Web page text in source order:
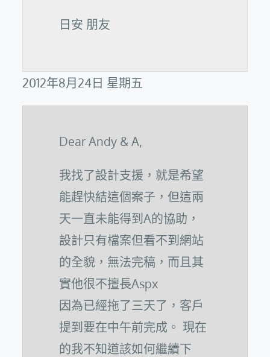
日安 朋友
2012年8月24日 星期五
Dear Andy & A,
我找了設計支援，就是希望
能趕快結這個案子，但這兩
天一直未能得到A的協助，
設計只有檔案但看不到網站
的全貌，無法完稿，而且其
實他很不擅長Aspx
因為已經拖了三天了，客戶
提到要在中午前完成。 現在
的我不知道該如何繼續下